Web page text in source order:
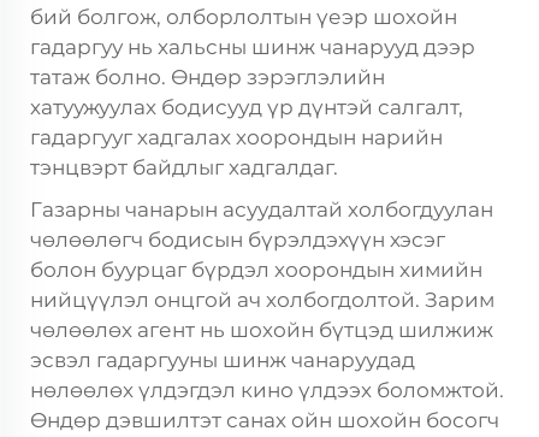
бий болгож, олборлолтын үеэр шохойн
гадаргуу нь хальсны шинж чанарууд дээр
татаж болно. Өндөр зэрэглэлийн
хатуужуулах бодисууд үр дүнтэй салгалт,
гадаргууг хадгалах хоорондын нарийн
тэнцвэрт байдлыг хадгалдаг.
Газарны чанарын асуудалтай холбогдуулан
чөлөөлөгч бодисын бүрэлдэхүүн хэсэг
болон буурцаг бүрдэл хоорондын химийн
нийцүүлэл онцгой ач холбогдолтой. Зарим
чөлөөлөх агент нь шохойн бүтцэд шилжиж
эсвэл гадаргууны шинж чанаруудад
нөлөөлөх үлдэгдэл кино үлдээх боломжтой.
Өндөр дэвшилтэт санах ойн шохойн босогч